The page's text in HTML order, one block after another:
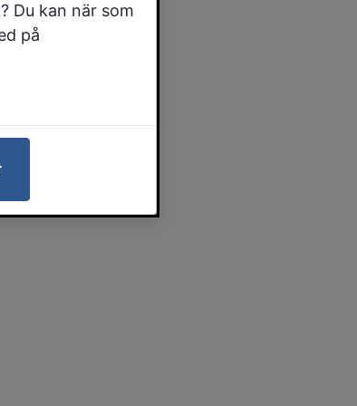
Du kan när som
på